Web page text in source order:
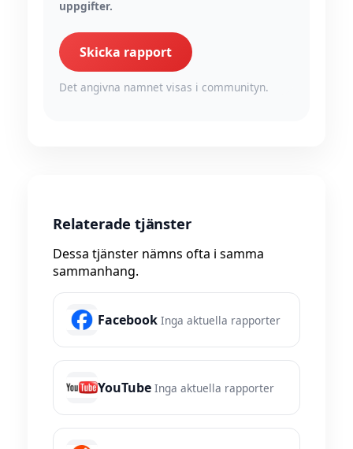
uppgifter.
Skicka rapport
Det angivna namnet visas i communityn.
Relaterade tjänster
Dessa tjänster nämns ofta i samma
sammanhang.
Facebook Inga aktuella rapporter
YouTube Inga aktuella rapporter